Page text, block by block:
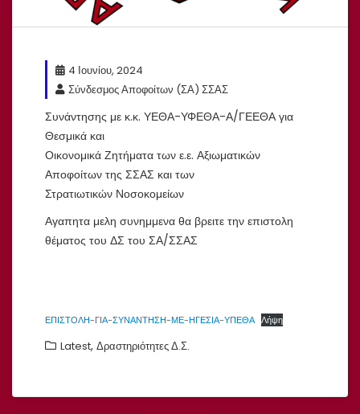
4 Ιουνίου, 2024
Σύνδεσμος Αποφοίτων (ΣΑ) ΣΣΑΣ
Συνάντησης με κ.κ. ΥΕΘΑ-ΥΦΕΘΑ-Α/ΓΕΕΘΑ για
Θεσμικά και
Οικονομικά Ζητήματα των ε.ε. Αξιωματικών
Αποφοίτων της ΣΣΑΣ και των
Στρατιωτικών Νοσοκομείων
Αγαπητα μελη συνημμενα θα βρειτε την επιστολη
θέματος του ΔΣ του ΣΑ/ΣΣΑΣ
ΕΠΙΣΤΟΛΗ-ΓΙΑ-ΣΥΝΑΝΤΗΣΗ-ΜΕ-ΗΓΕΣΙΑ-ΥΠΕΘΑ Λήψη
Latest, Δραστηριότητες Δ.Σ.